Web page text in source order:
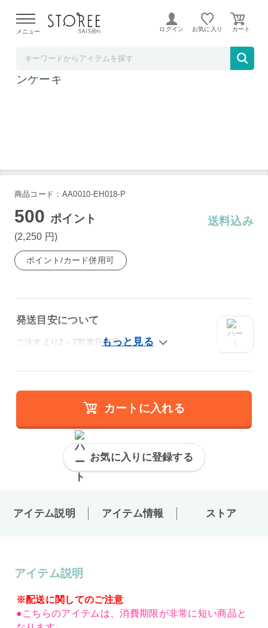
よる配送遅延が発生しております。
メニュー ログイン お気に入り
エッグハウス川北 ハートチョコバナナシフォ
ンケーキ
商品コード：AA0010-EH018-P
500ポイント
(2,250 円)
送料込み
ポイント/カード併用可
発送目安について
ご注文より2～7営業日程度
カートに入れる
お気に入りに登録する
アイテム説明 アイテム情報 ストア
アイテム説明
※配送に関してのご注意
●こちらのアイテムは、消費期限が非常に短い商品と